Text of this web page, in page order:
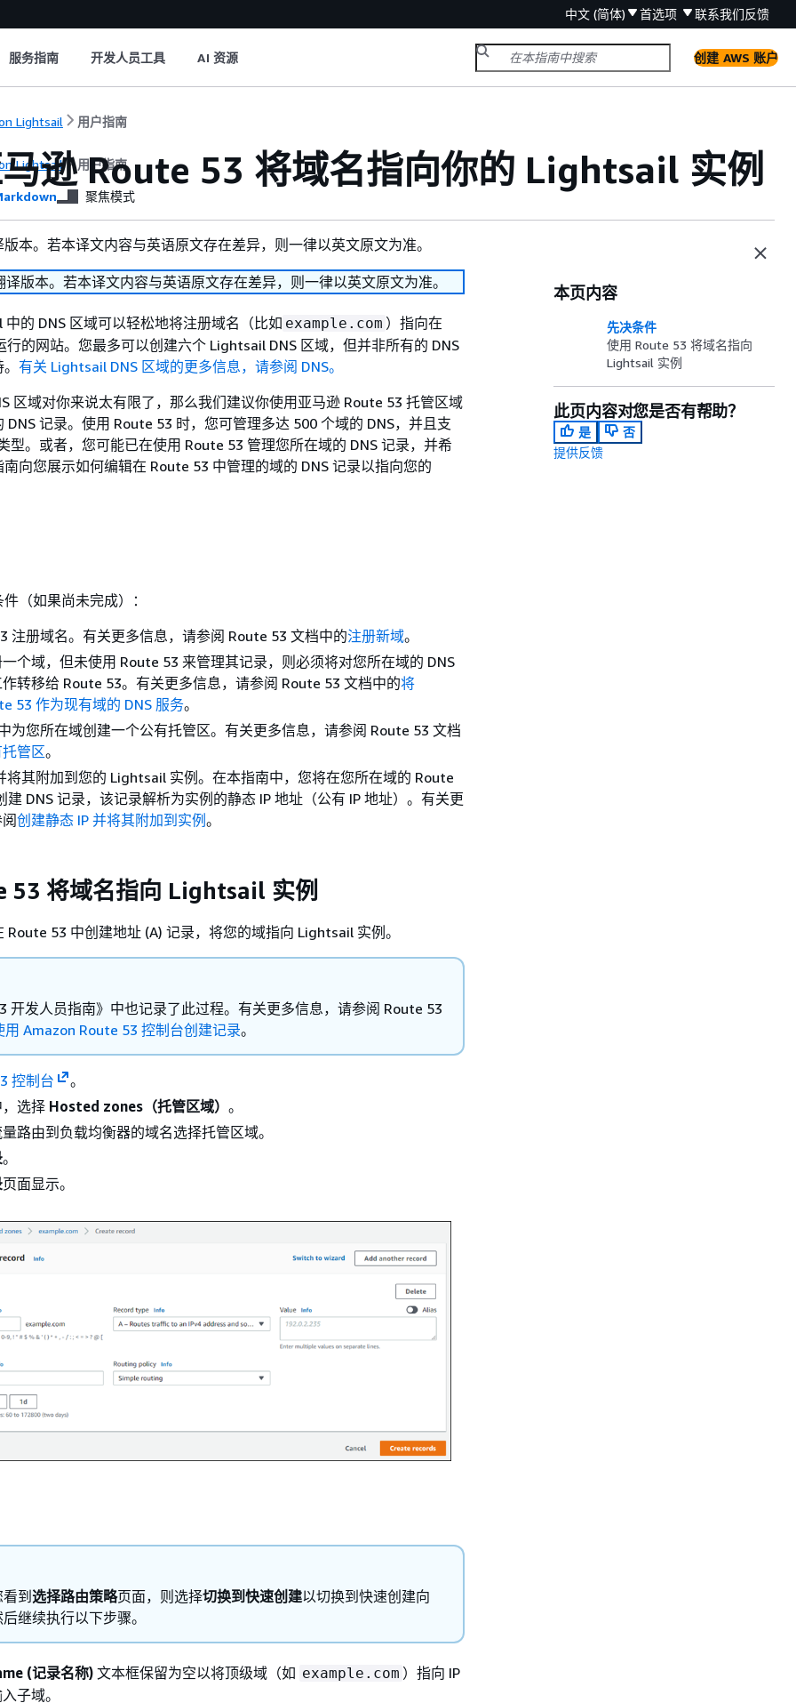
中文 (简体) 首选项 联系我们反馈
服务指南 开发人员工具 AI 资源 创建 AWS 账户
Lightsail 用户指南
Lightsail 用户指南
逊 Route 53 将域名指向你的 Lightsail 实例
聚焦模式
本。若本译文内容与英语原文存在差异，则一律以英文原文为准。
版本。若本译文内容与英语原文存在差异，则一律以英文原文为准。
的 DNS 区域可以轻松地将注册域名（比如 example.com ）指向在
的网站。您最多可以创建六个 Lightsail DNS 区域，但并非所有的 DNS
有关 Lightsail DNS 区域的更多信息，请参阅 DNS。
区域对你来说太有限了，那么我们建议你使用亚马逊 Route 53 托管区域
DNS 记录。使用 Route 53 时，您可管理多达 500 个域的 DNS，并且支
型。或者，您可能已在使用 Route 53 管理您所在域的 DNS 记录，并希
向您展示如何编辑在 Route 53 中管理的域的 DNS 记录以指向您的
（如果尚未完成）：
注册域名。有关更多信息，请参阅 Route 53 文档中的注册新域。
个域，但未使用 Route 53 来管理其记录，则必须将对您所在域的 DNS
转移给 Route 53。有关更多信息，请参阅 Route 53 文档中的将
53 作为现有域的 DNS 服务。
为您所在域创建一个公有托管区。有关更多信息，请参阅 Route 53 文档
管区。
将其附加到您的 Lightsail 实例。在本指南中，您将在您所在域的 Route
建 DNS 记录，该记录解析为实例的静态 IP 地址（公有 IP 地址）。有关更
创建静态 IP 并将其附加到实例。
53 将域名指向 Lightsail 实例
Route 53 中创建地址 (A) 记录，将您的域指向 Lightsail 实例。
开发人员指南》中也记录了此过程。有关更多信息，请参阅 Route 53
用 Amazon Route 53 控制台创建记录。
控制台
。
选择 Hosted zones（托管区域） 。
路由到负载均衡器的域名选择托管区域。
。
页面显示。
到 选择路由策略页面，则选择切换到快速创建以切换到快速创建向
继续执行以下步骤。
(记录名称)文本框保留为空以将顶级域（如 example.com ）指向 IP
子域。
本页内容
先决条件
使用 Route 53 将域名指向
Lightsail 实例
此页内容对您是否有帮助？
是
否
提供反馈